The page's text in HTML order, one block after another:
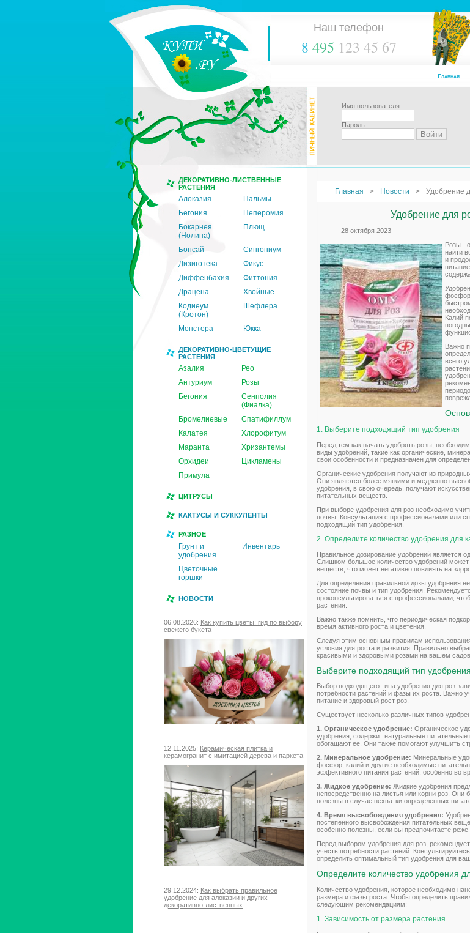
Наш телефон
8 495 123 45 67
Главная
Имя пользователя
Пароль
ДЕКОРАТИВНО-ЛИСТВЕННЫЕ
РАСТЕНИЯ
Алоказия
Пальмы
Бегония
Пеперомия
Бокарнея
(Нолина)
Плющ
Бонсай
Сингониум
Дизиготека
Фикус
Диффенбахия
Фиттония
Драцена
Хвойные
Кодиеум
(Кротон)
Шефлера
Монстера Юкка
ДЕКОРАТИВНО-ЦВЕТУЩИЕ
РАСТЕНИЯ
Азалия
Рео
Антуриум
Розы
Бегония
Сенполия
(Фиалка)
Бромелиевые
Спатифиллум
Калатея
Хлорофитум
Маранта
Хризантемы
Орхидеи
Цикламены
Примула
ЦИТРУСЫ
КАКТУСЫ И СУККУЛЕНТЫ
РАЗНОЕ
Грунт и
удобрения
Инвентарь
Цветочные
горшки
НОВОСТИ
06.08.2026: Как купить цветы: гид по выбору
свежего букета
12.11.2025: Керамическая плитка и
керамогранит с имитацией дерева и паркета
29.12.2024: Как выбрать правильное
удобрение для алоказии и других
декоративно-лиственных
Главная Новости Удобрение
Удобрение для
28 октября 2023
Розы -
найти
и
Калий
Важно
всего
1. Выберите подходящий тип удобрения
Перед тем как начать удобрять розы,
виды удобрений, такие как органические,
свои особенности и предназначен для
Органические удобрения получают из
Они являются более мягкими и медленно
удобрения, в свою очередь, получают
питательных веществ.
При выборе удобрения для роз необходимо
почвы. Консультация с профессионалами или
подходящий тип удобрения.
2. Определите количество удобрения для
Правильное дозирование удобрений является
Слишком большое количество удобрений может
веществ, что может негативно повлиять на
Для определения правильной дозы удобрения
состояние почвы и тип удобрения.
проконсультироваться с профессионалами,
растения.
Важно также помнить, что периодическая
время активного роста и цветения.
Следуя этим основным правилам
условия для роста и развития. Правильно
красивыми и здоровыми розами на вашем
Выберите подходящий тип удобрения
Выбор подходящего типа удобрения для роз
потребности растений и фазы их роста. Важно
питание и здоровый рост роз.
Существует несколько различных типов
1. Органическое удобрение: Органическое
удобрения, содержит натуральные
обогащают ее. Они также помогают улучшить
2. Минеральное удобрение: Минеральные
фосфор, калий и другие необходимые
эффективного питания растений, особенно во
3. Жидкое удобрение: Жидкие удобрения
непосредственно на листья или корни роз.
полезны в случае нехватки определенных
4. Время высвобождения удобрения:
постепенного высвобождения питательных
особенно полезны, если вы предпочитаете реже
Перед выбором удобрения для роз,
учесть потребности растений.
определить оптимальный тип удобрения для
Определите количество удобрения
Количество удобрения, которое необходимо
размера и фазы роста. Чтобы определить
следующим рекомендациям:
1. Зависимость от размера растения